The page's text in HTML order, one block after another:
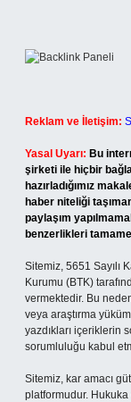
Reklam ve İletişim:
Yasal Uyarı: Bu
şirketi ile hiçbir
hazırladığımız
haber niteliği
paylaşım
benzerlikleri
Sitemiz, 5651 Sayılı
Kurumu (BTK)
vermektedir. Bu
veya araştırma
yazdıkları içeriklerin
sorumluluğu kabul
Sitemiz, kar amacı
platformudur. Hukuka